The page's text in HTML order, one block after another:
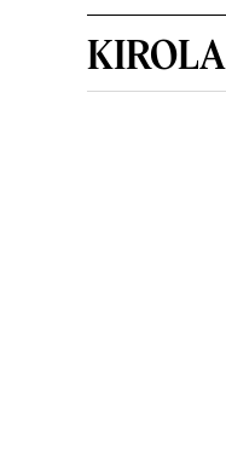
KIROLA